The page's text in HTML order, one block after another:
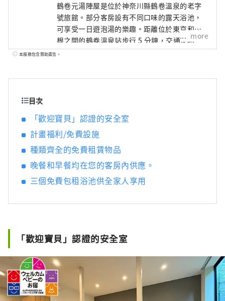
鶴卷元湯陣屋是位於神奈川縣鶴卷溫泉的老字
號旅館。部分客房設有不同口味的露天浴池，
可享受一日遊泡湯的樂趣。距離位於東京和箱
根之間的鶴卷溫泉站步行 5 分鐘，交通便利。
緑屋是陣屋集團旗下的品牌，是與世界知名庭
兒童房。空間內綠意盎然，到處都是植物和
花。 2023年7月，我們將被認證為MIKI HOUSE
SOUKEN「Welcome Baby Inn」。即使帶著嬰
兒和兒童，您也可以放心地放鬆。 官方網站：
https://www.midoriya-ryokan.jp/yumura/
兵庫縣美方郡新溫泉町湯1326 ・別所溫泉綠屋
幕。由世界知名園林設計師石原和幸之監修。
浴池和露天浴池的組合，在這裡您可以欣賞四
樹環繞的空間中享受極致的放鬆時光。不僅適
合與家人和朋友一起遊覽，也適合獨自旅客。
官方網站：https:
//www.midoriya-
ryokan.jp/bessho/長野縣上田市別處溫泉225
more
本服務包含贊助廣告。
目次
「歡迎寶貝」認證的安全室
計畫福利/免費設施
種類齊全的免費租賃物品
晚餐和早餐均在您的客房內供應。
三個免費包租浴池供全家人享用
「歡迎寶貝」認證的安全室